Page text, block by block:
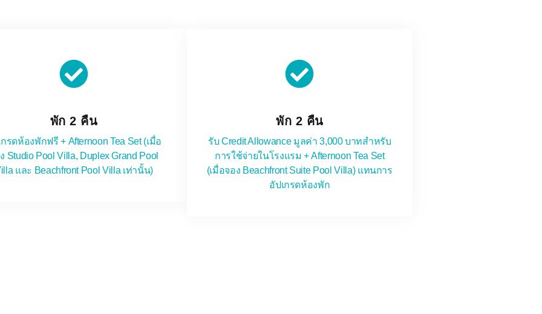
พัก 2 คืน
รดห้องพักฟรี + Afternoon Tea Set (เมื่อ
Studio Pool Villa, Duplex Grand Pool
และ Beachfront Pool Villa เท่านั้น)
พัก 2 คืน
รับ Credit Allowance มูลค่า 3,000 บาทสำหรับ
การใช้จ่ายในโรงแรม + Afternoon Tea Set
(เมื่อจอง Beachfront Suite Pool Villa) แทนการ
อัปเกรดห้องพัก